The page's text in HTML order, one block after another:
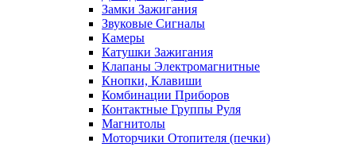
Замки Зажигания
Звуковые Сигналы
Камеры
Катушки Зажигания
Клапаны Электромагнитные
Кнопки, Клавиши
Комбинации Приборов
Контактные Группы Руля
Магнитолы
Моторчики Отопителя (печки)